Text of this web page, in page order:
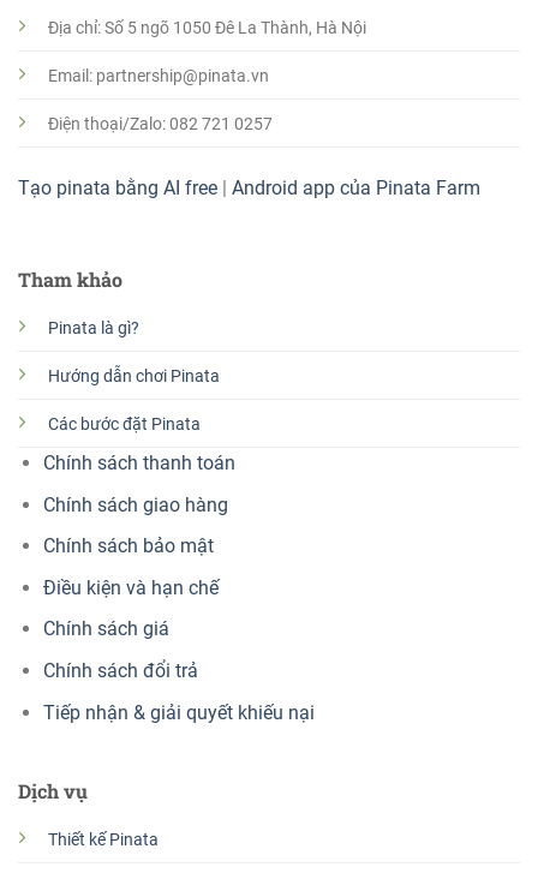
Tham khảo
Pinata là gì?
Hướng dẫn chơi Pinata
Các bước đặt Pinata
Chính sách thanh toán
Chính sách giao hàng
Chính sách bảo mật
Điều kiện và hạn chế
Chính sách giá
Chính sách đổi trả
Tiếp nhận & giải quyết khiếu nại
Dịch vụ
Thiết kế Pinata
Địa chỉ: Số 5 ngõ 1050 Đê La Thành, Hà Nội
Email: partnership@pinata.vn
Điện thoại/Zalo: 082 721 0257
Tạo pinata bằng AI free Android app của Pinata Farm